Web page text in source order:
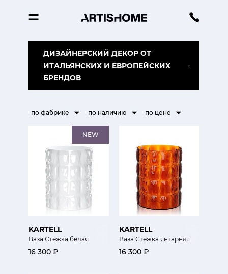
ДИЗАЙНЕРСКИЙ ДЕКОР ОТ
ИТАЛЬЯНСКИХ И ЕВРОПЕЙСКИХ
БРЕНДОВ
по фабрике по наличию по цене
NEW
KARTELL
Ваза Стёжка белая
16 300 ₽
KARTELL
Ваза Стёжка янтарная
16 300 ₽